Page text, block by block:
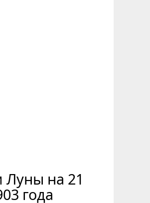
Луны на 21
года